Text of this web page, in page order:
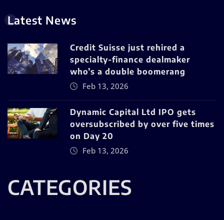
Latest News
Credit Suisse just rehired a
specialty-finance dealmaker
who’s a double boomerang
Feb 13, 2026
Dynamic Capital Ltd IPO gets
oversubscribed by over five times
on Day 20
Feb 13, 2026
CATEGORIES